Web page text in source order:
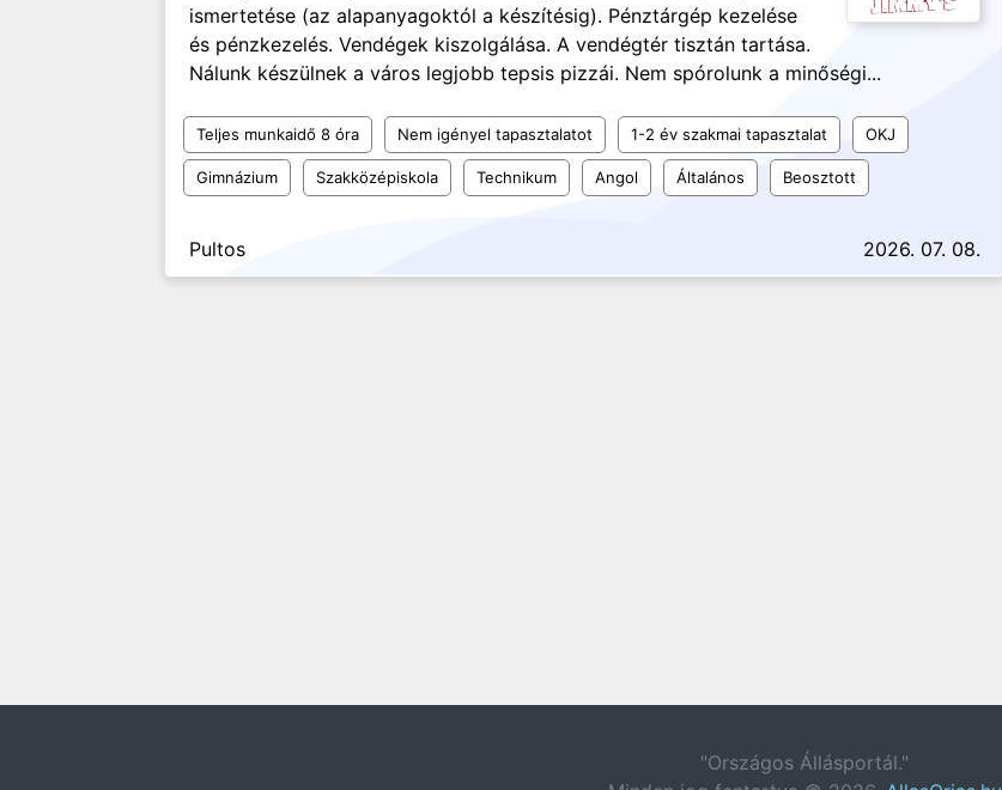
ismertetése (az alapanyagoktól a készítésig). Pénztárgép kezelése
és pénzkezelés. Vendégek kiszolgálása. A vendégtér tisztán tartása.
Nálunk készülnek a város legjobb tepsis pizzái. Nem spórolunk a minőségi...
Teljes munkaidő 8 óra Nem igényel tapasztalatot 1-2 év szakmai tapasztalat OKJ
Gimnázium Szakközépiskola Technikum Angol Általános Beosztott
Pultos 2026. 07. 08.
"Országos Állásportál."